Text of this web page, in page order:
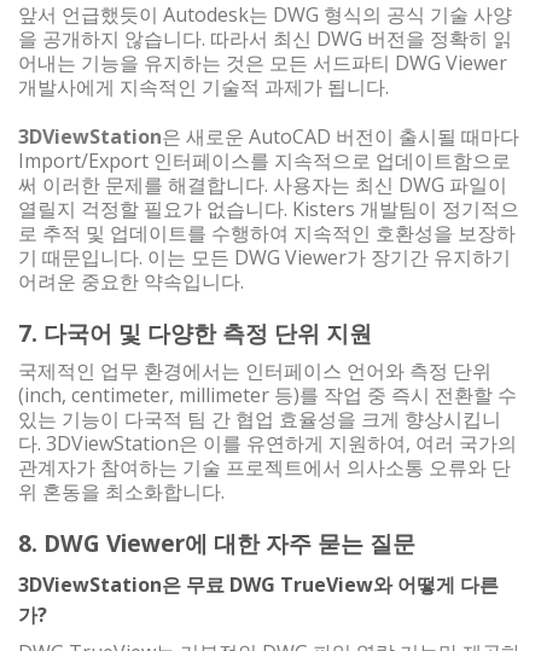
앞서 언급했듯이 Autodesk는 DWG 형식의 공식 기술 사양
을 공개하지 않습니다. 따라서 최신 DWG 버전을 정확히 읽
어내는 기능을 유지하는 것은 모든 서드파티 DWG Viewer
개발사에게 지속적인 기술적 과제가 됩니다.
3DViewStation은 새로운 AutoCAD 버전이 출시될 때마다
Import/Export 인터페이스를 지속적으로 업데이트함으로
써 이러한 문제를 해결합니다. 사용자는 최신 DWG 파일이
열릴지 걱정할 필요가 없습니다. Kisters 개발팀이 정기적으
로 추적 및 업데이트를 수행하여 지속적인 호환성을 보장하
기 때문입니다. 이는 모든 DWG Viewer가 장기간 유지하기
어려운 중요한 약속입니다.
7. 다국어 및 다양한 측정 단위 지원
국제적인 업무 환경에서는 인터페이스 언어와 측정 단위
(inch, centimeter, millimeter 등)를 작업 중 즉시 전환할 수
있는 기능이 다국적 팀 간 협업 효율성을 크게 향상시킵니
다. 3DViewStation은 이를 유연하게 지원하여, 여러 국가의
관계자가 참여하는 기술 프로젝트에서 의사소통 오류와 단
위 혼동을 최소화합니다.
8. DWG Viewer에 대한 자주 묻는 질문
3DViewStation은 무료 DWG TrueView와 어떻게 다른
가?